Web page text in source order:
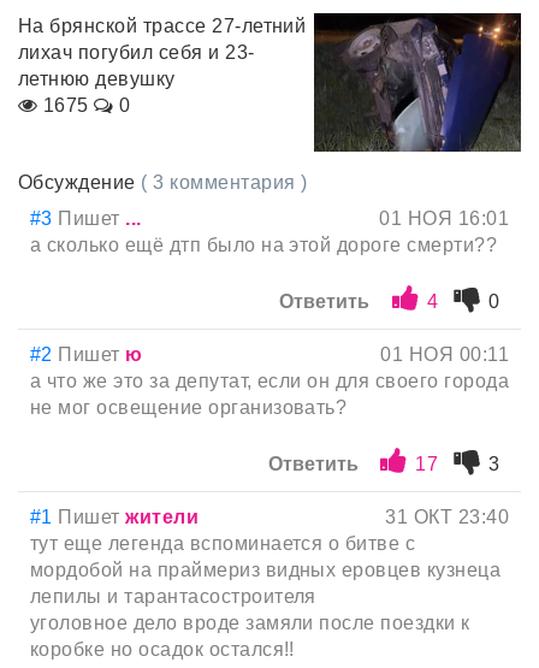
На брянской трассе 27-летний
лихач погубил себя и 23-
летнюю девушку
1675
0
Обсуждение ( 3 комментария )
#3 Пишет ...
01 НОЯ 16:01
а сколько ещё дтп было на этой дороге смерти??
Ответить 4 0
#2 Пишет ю
01 НОЯ 00:11
а что же это за депутат, если он для своего города
не мог освещение организовать?
Ответить 17 3
#1 Пишетжители
31 ОКТ 23:40
тут еще легенда вспоминается о битве с
мордобой на праймериз видных еровцев кузнеца
лепилы и тарантасостроителя
уголовное дело вроде замяли после поездки к
коробке но осадок остался!!